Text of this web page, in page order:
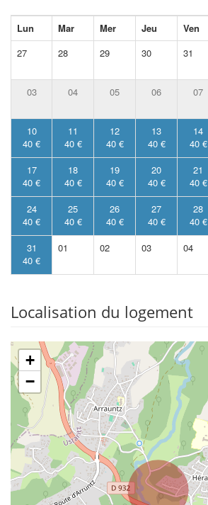
Lun Mar Mer Jeu Ven
27
28 29 30 31
03 04 05 06 07
10
40 €
11
40 €
12
40 €
13
40 €
14
40 €
17
40 €
18
40 €
19
40 €
20
40 €
21
40 €
24
40 €
25
40 €
26
40 €
27
40 €
28
40 €
31
40 €
01 02 03 04
Localisation du logement
+
−